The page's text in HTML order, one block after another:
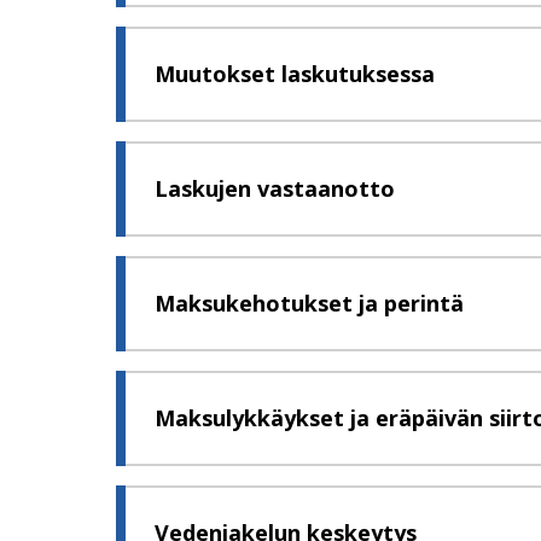
Muutokset laskutuksessa
Laskujen vastaanotto
Maksukehotukset ja perintä
Maksulykkäykset ja eräpäivän
Vedenjakelun keskeytys